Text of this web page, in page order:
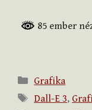
85 ember
Kategória
Grafika
Címkék
Dall-E 3,